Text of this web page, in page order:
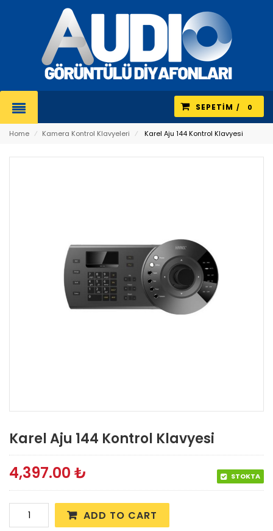
SEPETIM 0
Home ⁄ Kamera Kontrol Klavyeleri ⁄ Karel Aju 144 Kontrol Klavyesi
Karel Aju 144 Kontrol Klavyesi
4,397.00 ₺ STOKTA
ADD TO CART